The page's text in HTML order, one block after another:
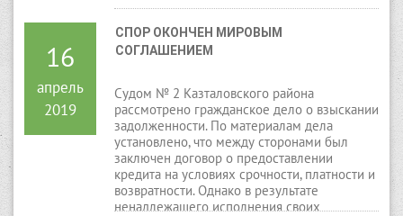
16
апрель
2019
СПОР ОКОНЧЕН МИРОВЫМ
СОГЛАШЕНИЕМ
Судом № 2 Казталовского района
рассмотрено гражданское дело о взыскании
задолженности. По материалам дела
установлено, что между сторонами был
заключен договор о предоставлении
кредита на условиях срочности, платности и
возвратности. Однако в результате
ненадлежащего исполнения своих